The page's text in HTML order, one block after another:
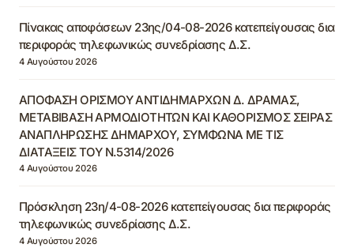
Πίνακας αποφάσεων 23ης/04-08-2026 κατεπείγουσας δια
περιφοράς τηλεφωνικώς συνεδρίασης Δ.Σ.
4 Αυγούστου 2026
ΑΠΟΦΑΣΗ ΟΡΙΣΜΟΥ ΑΝΤΙΔΗΜΑΡΧΩΝ Δ. ΔΡΑΜΑΣ,
ΜΕΤΑΒΙΒΑΣΗ ΑΡΜΟΔΙΟΤΗΤΩΝ ΚΑΙ ΚΑΘΟΡΙΣΜΟΣ ΣΕΙΡΑΣ
ΑΝΑΠΛΗΡΩΣΗΣ ΔΗΜΑΡΧΟΥ, ΣΥΜΦΩΝΑ ΜΕ ΤΙΣ
ΔΙΑΤΑΞΕΙΣ ΤΟΥ Ν.5314/2026
4 Αυγούστου 2026
Πρόσκληση 23η/4-08-2026 κατεπείγουσας δια περιφοράς
τηλεφωνικώς συνεδρίασης Δ.Σ.
4 Αυγούστου 2026